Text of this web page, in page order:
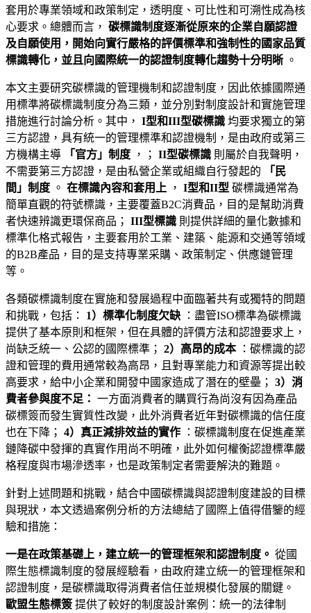
套用於專業領域和政策制定，透明度、可比性和可溯性成為核
心要求。總體而言， 碳標識制度逐漸從原來的企業自願認證
及自願使用，開始向實行嚴格的評價標準和強制性的國家品質
標識轉化，並且向國際統一的認證制度轉化趨勢十分明晰 。
本文主要研究碳標識的管理機制和認證制度，因此依據國際通
用標準將碳標識制度分為三類，並分別對制度設計和實施管理
措施進行討論分析。其中， I型和III型碳標識 均要求獨立的第
三方認證，具有統一的管理標準和認證機制，是由政府或第三
方機構主導
「官方」制度 ，； II型碳標識 則屬於自我聲明，
不需要第三方認證，是由私營企業或組織自行發起的
「民
間」制度 。 在標識內容和套用上 ， I型和II型 碳標識通常為
簡單直觀的符號標識，主要覆蓋B2C消費品，目的是幫助消費
者快速辨識更環保商品； III型標識 則提供詳細的量化數據和
標準化格式報告，主要套用於工業、建築、能源和交通等領域
的B2B產品，目的是支持專業采購、政策制定、供應鏈管理
等。
各類碳標識制度在實施和發展過程中面臨著共有或獨特的問題
和挑戰，包括： 1）標準化制度欠缺 ：盡管ISO標準為碳標識
提供了基本原則和框架，但在具體的評價方法和認證要求上，
尚缺乏統一、公認的國際標準； 2）高昂的成本 ：碳標識的認
證和管理的費用通常較為高昂，且對專業能力和資源等提出較
高要求，給中小企業和開發中國家造成了潛在的壁壘； 3）消
費者參與度不足： 一方面消費者的購買行為尚沒有因為產品
碳標簽而發生實質性改變，此外消費者近年對碳標識的信任度
也在下降； 4）真正減排效益的實作 ：碳標識制度在促進產業
鏈降碳中發揮的真實作用尚不明確，此外如何權衡認證標準嚴
格程度與市場滲透率，也是政策制定者需要解決的難題。
針對上述問題和挑戰，結合中國碳標識與認證制度建設的目標
與現狀，本文透過案例分析的方法總結了國際上值得借鑒的經
驗和措施：
一是在政策基礎上，建立統一的管理框架和認證制度。 從國
際生態標識制度的發展經驗看，由政府建立統一的管理框架和
認證制度，是碳標識取得消費者信任並規模化發展的關鍵。
歐盟生態標簽 提供了較好的制度設計案例：統一的法律制